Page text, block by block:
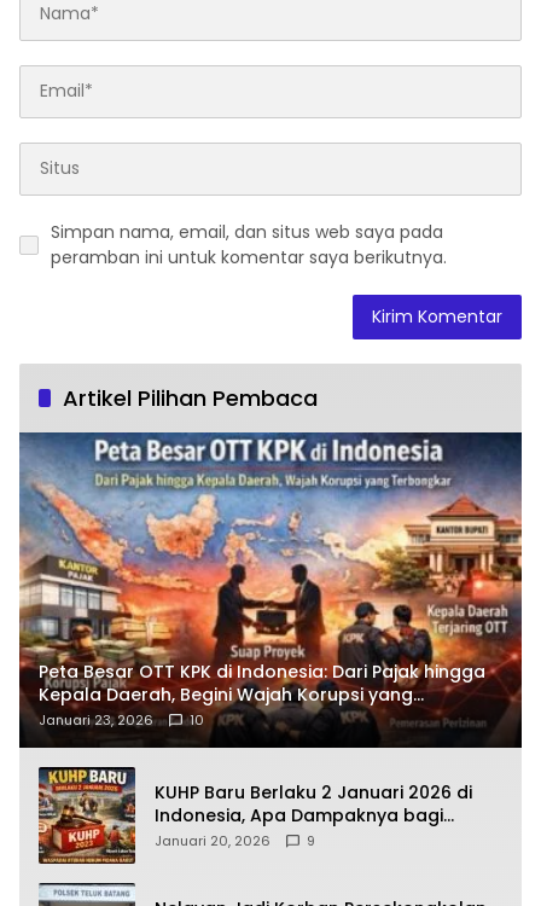
Simpan nama, email, dan situs web saya pada
peramban ini untuk komentar saya berikutnya.
Artikel Pilihan Pembaca
Peta Besar OTT KPK di Indonesia: Dari Pajak hingga
Kepala Daerah, Begini Wajah Korupsi yang
Terbongkar
Januari 23, 2026 10
KUHP Baru Berlaku 2 Januari 2026 di
Indonesia, Apa Dampaknya bagi
Kehidupan Warga? Ini Aturan Kunci
Januari 20, 2026 9